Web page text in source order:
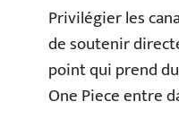
Privilégier les
de soutenir
point qui prend
One Piece entre